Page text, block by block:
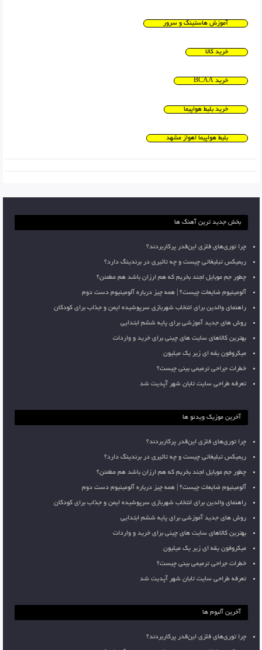
آموزش هاستینگ و سرور
خرید کالا
خرید BCAA
خرید بلیط هواپیما
بلیط هواپیما اهواز مشهد
بخش جدید ترین آهنگ ها
چرا توری‌های فلزی این‌قدر پرکاربردند؟
ریمیکس تبلیغاتی چیست و چه تاثیری در برندینگ دارد؟
چطور جم موبایل لجند بخریم که هم ارزان باشد هم مطمئن؟
آلومینیوم ضایعات چیست؟ | همه چیز درباره آلومینیوم دست دوم
راهنمای والدین برای انتخاب شهربازی سرپوشیده ایمن و جذاب برای کودکان
روش های جدید آموزشی برای پایه ششم ابتدایی
بهترین کالاهای سایت های چینی برای خرید و واردات
میکروفون یقه ای زیر یک میلیون
خطرات جراحی ترمیمی بینی چیست؟
تعرفه طراحی سایت تابان شهر آپدیت شد
آخرین موزیک ویدئو ها
چرا توری‌های فلزی این‌قدر پرکاربردند؟
ریمیکس تبلیغاتی چیست و چه تاثیری در برندینگ دارد؟
چطور جم موبایل لجند بخریم که هم ارزان باشد هم مطمئن؟
آلومینیوم ضایعات چیست؟ | همه چیز درباره آلومینیوم دست دوم
راهنمای والدین برای انتخاب شهربازی سرپوشیده ایمن و جذاب برای کودکان
روش های جدید آموزشی برای پایه ششم ابتدایی
بهترین کالاهای سایت های چینی برای خرید و واردات
میکروفون یقه ای زیر یک میلیون
خطرات جراحی ترمیمی بینی چیست؟
تعرفه طراحی سایت تابان شهر آپدیت شد
آخرین آلبوم ها
چرا توری‌های فلزی این‌قدر پرکاربردند؟